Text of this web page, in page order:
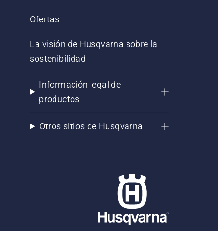
Ofertas
La visión de Husqvarna sobre la
sostenibilidad
Información legal de
productos
Otros sitios de Husqvarna